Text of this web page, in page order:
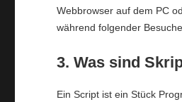
Webbrowser auf dem PC
während folgender
3. Was sind
Ein Script ist ein Stück